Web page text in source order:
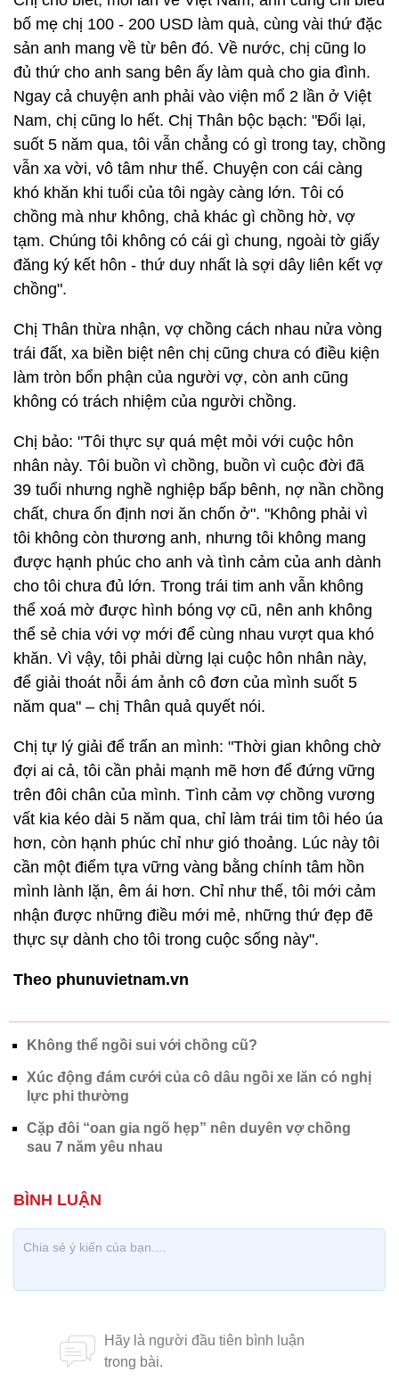
bố mẹ chị 100 - 200 USD làm quà, cùng vài thứ đặc
sản anh mang về từ bên đó. Về nước, chị cũng lo
đủ thứ cho anh sang bên ấy làm quà cho gia đình.
Ngay cả chuyện anh phải vào viện mổ 2 lần ở Việt
Nam, chị cũng lo hết. Chị Thân bộc bạch: "Đổi lại,
suốt 5 năm qua, tôi vẫn chẳng có gì trong tay, chồng
vẫn xa vời, vô tâm như thế. Chuyện con cái càng
khó khăn khi tuổi của tôi ngày càng lớn. Tôi có
chồng mà như không, chả khác gì chồng hờ, vợ
tạm. Chúng tôi không có cái gì chung, ngoài tờ giấy
đăng ký kết hôn - thứ duy nhất là sợi dây liên kết vợ
chồng".
Chị Thân thừa nhận, vợ chồng cách nhau nửa vòng
trái đất, xa biền biệt nên chị cũng chưa có điều kiện
làm tròn bổn phận của người vợ, còn anh cũng
không có trách nhiệm của người chồng.
Chị bảo: "Tôi thực sự quá mệt mỏi với cuộc hôn
nhân này. Tôi buồn vì chồng, buồn vì cuộc đời đã
39 tuổi nhưng nghề nghiệp bấp bênh, nợ nần chồng
chất, chưa ổn định nơi ăn chốn ở". "Không phải vì
tôi không còn thương anh, nhưng tôi không mang
được hạnh phúc cho anh và tình cảm của anh dành
cho tôi chưa đủ lớn. Trong trái tim anh vẫn không
thể xoá mờ được hình bóng vợ cũ, nên anh không
thể sẻ chia với vợ mới để cùng nhau vượt qua khó
khăn. Vì vậy, tôi phải dừng lại cuộc hôn nhân này,
để giải thoát nỗi ám ảnh cô đơn của mình suốt 5
năm qua" – chị Thân quả quyết nói.
Chị tự lý giải để trấn an mình: "Thời gian không chờ
đợi ai cả, tôi cần phải mạnh mẽ hơn để đứng vững
trên đôi chân của mình. Tình cảm vợ chồng vương
vất kia kéo dài 5 năm qua, chỉ làm trái tim tôi héo úa
hơn, còn hạnh phúc chỉ như gió thoảng. Lúc này tôi
cần một điểm tựa vững vàng bằng chính tâm hồn
mình lành lặn, êm ái hơn. Chỉ như thế, tôi mới cảm
nhận được những điều mới mẻ, những thứ đẹp đẽ
thực sự dành cho tôi trong cuộc sống này".
Theo phunuvietnam.vn
Không thể ngồi sui với chồng cũ?
Xúc động đám cưới của cô dâu ngồi xe lăn có nghị
lực phi thường
Cặp đôi “oan gia ngõ hẹp” nên duyên vợ chồng
sau 7 năm yêu nhau